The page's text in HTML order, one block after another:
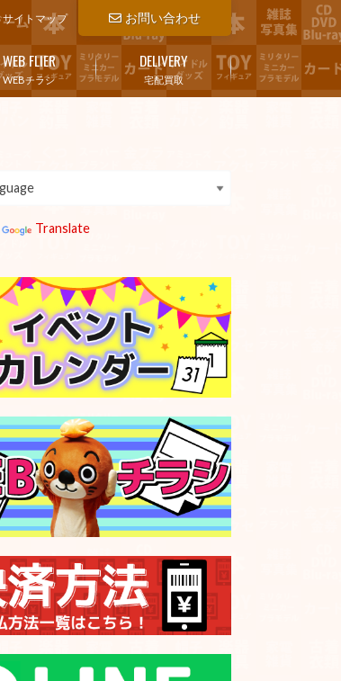
お問い合わせ
サイトマップ
WEBチラシ
WEB FLIER
宅配買取
DELIVERY
Translate